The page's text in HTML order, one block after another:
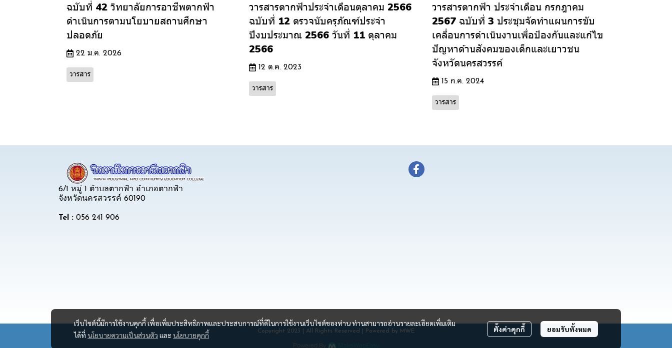
ฉบับที่ 42 วิทยาลัยการอาชีพตากฟ้า
ดำเนินการตามนโยบายสถานศึกษา
ปลอดภัย
22 ม.ค. 2026
วารสาร
วารสารตากฟ้าประจำเดือนตุลาคม 2566
ฉบับที่ 12 ตรวจนับครุภัณฑ์ประจำ
ปีงบประมาณ 2566 วันที่ 11 ตุลาคม
2566
12 ต.ค. 2023
วารสาร
วารสารตากฟ้า ประจำเดือน กรกฎาคม
2567 ฉบับที่ 3 ประชุมจัดทำแผนการขับ
เคลื่อนการดำเนินงานเพื่อป้องกันและแก้ไข
ปัญหาด้านสังคมของเด็กและเยาวชน
จังหวัดนครสวรรค์
15 ก.ค. 2024
วารสาร
เว็บไซต์นี้มีการใช้งานคุกกี้ เพื่อเพิ่มประสิทธิภาพและประสบการณ์ที่ดีในการใช้งานเว็บไซต์ของท่าน ท่านสามารถอ่านรายละเอียดเพิ่มเติม
ได้ที่ นโยบายความเป็นส่วนตัว และ นโยบายคุกกี้
ตั้งค่าคุกกี้ ยอมรับทั้งหมด
6/1 หมู่ 1 ตำบลตากฟ้า อำเภอตากฟ้า
จังหวัดนครสวรรค์ 60190
Tel : 056 241 906
Copyright 2023 | All Rights Reserved | Powered by MWE
Powered By